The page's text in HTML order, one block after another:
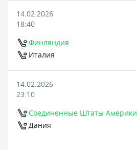
14.02.2026
18:40
Финляндия
Италия
14.02.2026
23:10
Соединенные Штаты Америки
Дания